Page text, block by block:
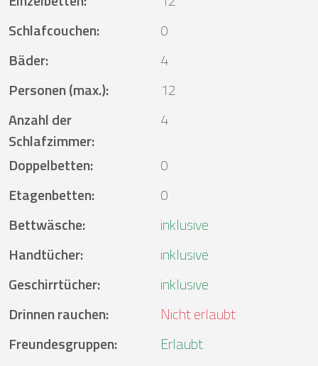
Schlafcouchen:
0
Bäder:
4
Personen (max.):
12
Anzahl der
Schlafzimmer:
4
Doppelbetten:
0
Etagenbetten:
0
Bettwäsche:
inklusive
Handtücher:
inklusive
Geschirrtücher:
inklusive
Drinnen rauchen:
Nicht erlaubt
Freundesgruppen:
Erlaubt